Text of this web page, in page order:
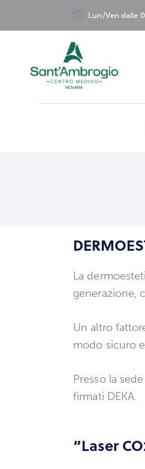
Lun/Ven dalle
La
generazione,
Un altro
modo sicuro
Presso la
firmati DEKA.
“Laser